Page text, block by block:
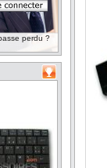
perdu ?